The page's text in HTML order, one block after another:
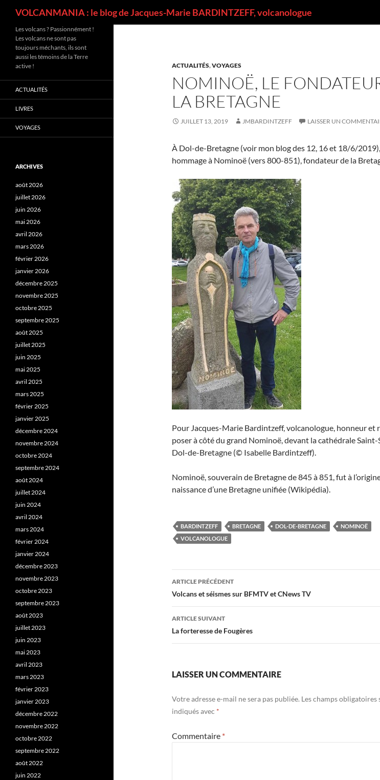
VOLCANMANIA : le blog de Jacques-Marie BARDINTZEFF, volcanologue
ACTUALITÉS,VOYAGES
NOMINOË, LE
LA BRETAGNE
JUILLET 13, 2019 JMBARDINTZEFF LAISSER UN
À Dol-de-Bretagne (voir mon blog des 12, 16 et 18/6/2019),
hommage à Nominoë (vers 800-851), fondateur de la
Pour Jacques-Marie Bardintzeff, volcanologue, honneur et
poser à côté du grand Nominoë, devant la cathédrale Saint-
Dol-de-Bretagne (© Isabelle Bardintzeff).
Nominoë, souverain de Bretagne de 845 à 851, fut à
naissance d’une Bretagne unifiée (Wikipédia).
BARDINTZEFF BRETAGNE DOL-DE-BRETAGNE
NOMINOË
VOLCANOLOGUE
Navigation
des
articles
ARTICLE PRÉCÉDENT
Volcans et séismes sur BFMTV et CNews TV
ARTICLE SUIVANT
La forteresse de Fougères
LAISSER UN COMMENTAIRE
Votre adresse e-mail ne sera pas publiée. Les champs obligatoires
indiqués avec *
Commentaire *
Les volcans ? Passionnément !
Les volcans ne sont pas
toujours méchants, ils sont
aussi les témoins de la Terre
active !
ACTUALITÉS
LIVRES
VOYAGES
ARCHIVES
août 2026
juillet 2026
juin 2026
mai 2026
avril 2026
mars 2026
février 2026
janvier 2026
décembre 2025
novembre 2025
octobre 2025
septembre 2025
août 2025
juillet 2025
juin 2025
mai 2025
avril 2025
mars 2025
février 2025
janvier 2025
décembre 2024
novembre 2024
octobre 2024
septembre 2024
août 2024
juillet 2024
juin 2024
avril 2024
mars 2024
février 2024
janvier 2024
décembre 2023
novembre 2023
octobre 2023
septembre 2023
août 2023
juillet 2023
juin 2023
mai 2023
avril 2023
mars 2023
février 2023
janvier 2023
décembre 2022
novembre 2022
octobre 2022
septembre 2022
août 2022
juin 2022